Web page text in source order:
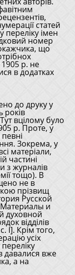
статей
переліку імен
номер
що
р. не
в додатках
до друку у
років
вцілому було
р. Проте, у
Зокрема, у
матеріали,
частині
з журналів
тощо). В
не в
прізвищ
Русской
и
духовной
відділів
І]. Крім того,
усіх
давалися вже
а на